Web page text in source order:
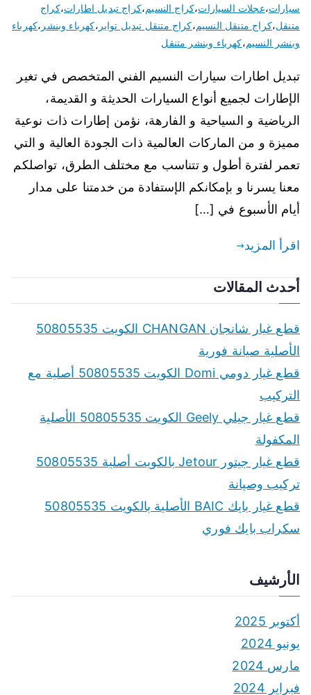
سيارات،عجلات السيارات،كراج النسيم،كراج تبديل اطارات،كراج
متنقل،كراج متنقل النسيم،كراج متنقل تبديل تواير ،كهرباء وبنشر ،كهرباء
وبنشر النسيم،كهرباء وبنشر متنقل
تبديل اطارات سيارات النسيم الفني المتخصص في تغير
الإطارات لجميع أنواع السيارات الحديثة و القديمة،
الرياضية و السياحية و الفارهة، نؤمن إطارات ذات نوعية
مميزة و من الماركات العالمية ذات الجودة العالية و التي
تعمر لفترة أطول و تتناسب مع مختلف الطرق، تواصلكم
معنا يسرنا و بإمكانكم الإستفادة من خدمتنا على مدار
أيام الأسبوع في […]
اقرأ المزيد
أحدث المقالات
قطع غيار شانجان CHANGAN الكويت 50805535
الأصلية صيانة فورية
قطع غيار دومي Domi الكويت 50805535 أصلية مع
التركيب
قطع غيار جيلي Geely الكويت 50805535 الأصلية
المكفولة
قطع غيار جيتور Jetour بالكويت أصلية 50805535
تركيب وصيانة
قطع غيار بايك BAIC الأصلية بالكويت 50805535
سكراب بايك فوري
الأرشيف
أكتوبر 2025
يونيو 2024
مارس 2024
فبراير 2024